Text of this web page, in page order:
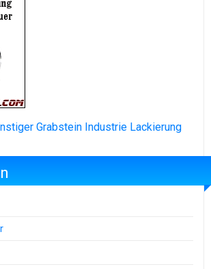
Grabstein Industrie Lackierung